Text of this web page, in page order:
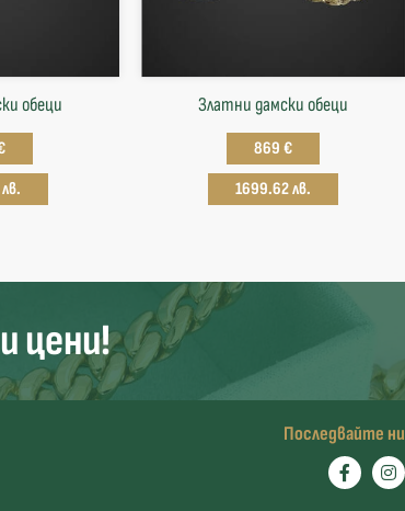
обеци Златни дамски обеци
869 €
1699.62 лв.
цени!
Последвайте ни